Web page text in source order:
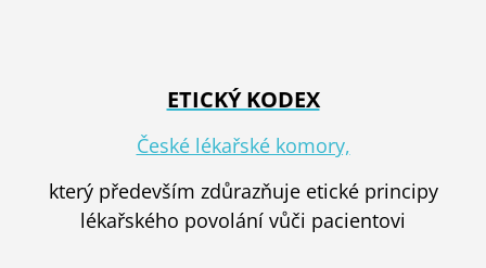
ETICKÝ KODEX
České lékařské komory,
který především zdůrazňuje etické principy
lékařského povolání vůči pacientovi